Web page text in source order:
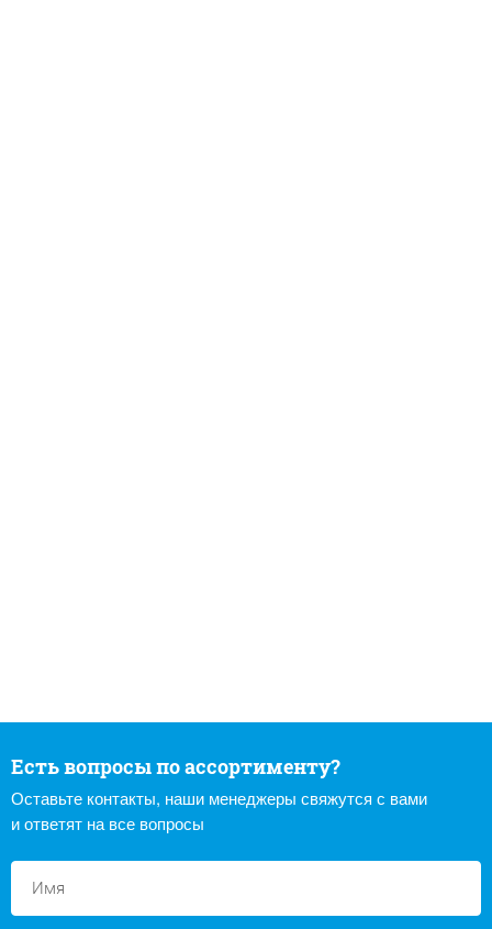
Есть вопросы по ассортименту?
Оставьте контакты, наши менеджеры свяжутся с вами
и ответят на все вопросы